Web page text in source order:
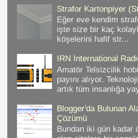
Strafor Kartonpiyer
Eğer eve kendim
işte size bir kaç
köşelerini hafif str...
IRN International
Amatör Telsizcilik
payını alıyor.
artık tüm insanlığa
Blogger'da Bulunan
Çözümü
Bundan iki gün kadar